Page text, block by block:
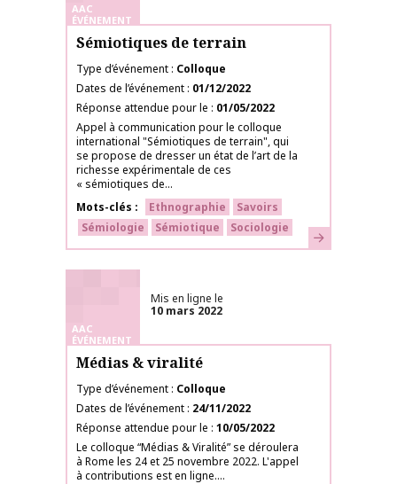
AAC
ÉVÉNEMENT
Sémiotiques de terrain
Type d’événement Colloque
Dates de l’événement 01/12/2022
Réponse attendue pour le
01/05/2022
Appel à communication pour le colloque
international "Sémiotiques de terrain", qui
se propose de dresser un état de l’art de la
richesse expérimentale de ces
« sémiotiques de...
Mots-clés
Ethnographie
Savoirs
Sémiologie
Sémiotique Sociologie En savoir plus
AAC
ÉVÉNEMENT
Mis en ligne le
10 mars 2022
Médias & viralité
Type d’événement Colloque
Dates de l’événement 24/11/2022
Réponse attendue pour le 10/05/2022
Le colloque “Médias & Viralité” se déroulera
à Rome les 24 et 25 novembre 2022. L'appel
à contributions est en ligne....